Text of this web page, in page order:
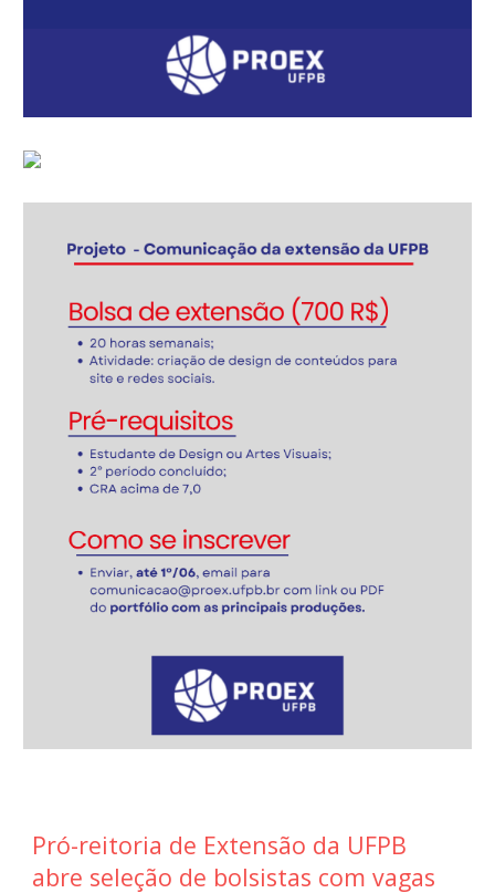
Pró-reitoria de Extensão da UFPB
abre seleção de bolsistas com vagas